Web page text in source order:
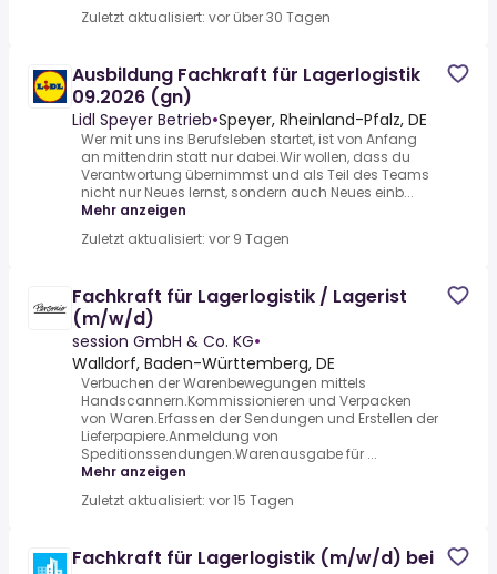
Zuletzt aktualisiert: vor über 30 Tagen
Ausbildung Fachkraft für Lagerlogistik
09.2026 (gn)
Lidl Speyer Betrieb•Speyer, Rheinland-Pfalz, DE
Wer mit uns ins Berufsleben startet, ist von Anfang
an mittendrin statt nur dabei.Wir wollen, dass du
Verantwortung übernimmst und als Teil des Teams
nicht nur Neues lernst, sondern auch Neues einb...
Mehr anzeigen
Zuletzt aktualisiert: vor 9 Tagen
Fachkraft für Lagerlogistik / Lagerist
(m/w/d)
session GmbH & Co. KG•
Walldorf, Baden-Württemberg, DE
Verbuchen der Warenbewegungen mittels
Handscannern.Kommissionieren und Verpacken
von Waren.Erfassen der Sendungen und Erstellen der
Lieferpapiere.Anmeldung von
Speditionssendungen.Warenausgabe für ...
Mehr anzeigen
Zuletzt aktualisiert: vor 15 Tagen
Fachkraft für Lagerlogistik (m/w/d) bei